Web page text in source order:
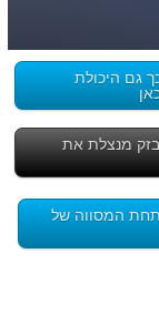
גם היכולת
מנצלת את
תחת המסווה של